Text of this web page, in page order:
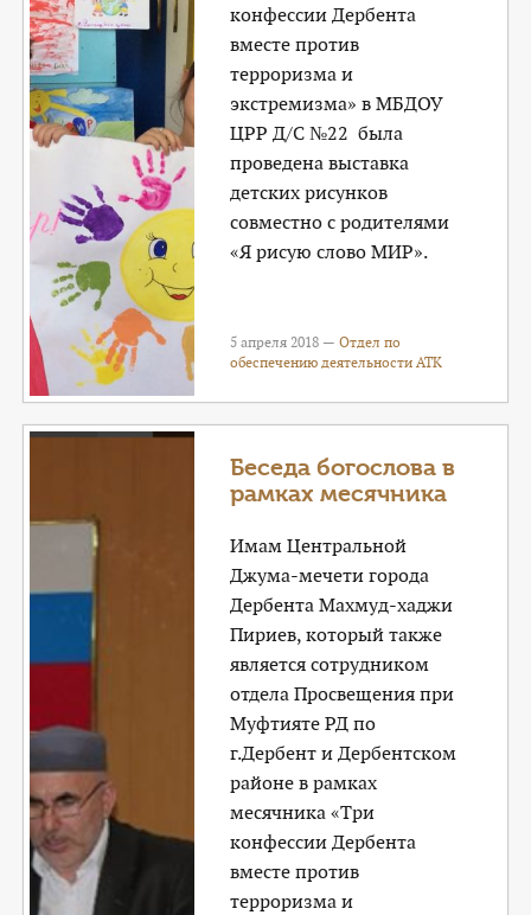
конфессии Дербента
вместе против
терроризма и
экстремизма» в МБДОУ
ЦРР Д/С №22 была
проведена выставка
детских рисунков
совместно с родителями
«Я рисую слово МИР».
5 апреля 2018 —Отдел по
обеспечению деятельности АТК
Беседа богослова в
рамках месячника
Имам Центральной
Джума-мечети города
Дербента Махмуд-хаджи
Пириев, который также
является сотрудником
отдела Просвещения при
Муфтияте РД по
г.Дербент и Дербентском
районе в рамках
месячника «Три
конфессии Дербента
вместе против
терроризма и